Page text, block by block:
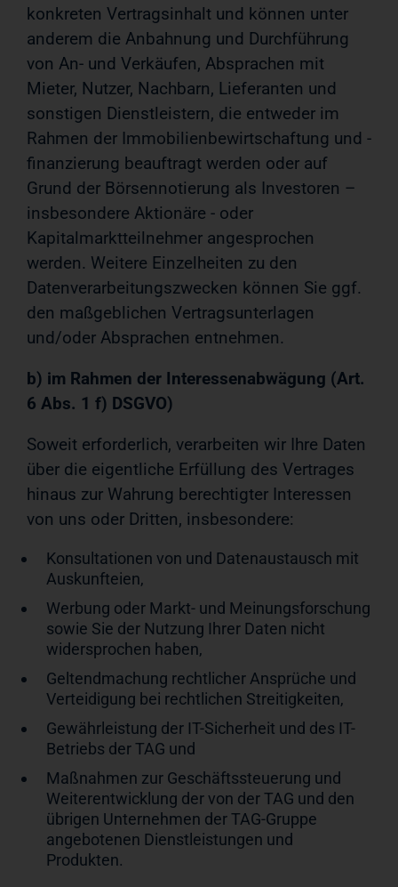
konkreten Vertragsinhalt und können unter
anderem die Anbahnung und Durchführung
von An- und Verkäufen, Absprachen mit
Mieter, Nutzer, Nachbarn, Lieferanten und
sonstigen Dienstleistern, die entweder im
Rahmen der Immobilienbewirtschaftung und -
finanzierung beauftragt werden oder auf
Grund der Börsennotierung als Investoren –
insbesondere Aktionäre - oder
Kapitalmarktteilnehmer angesprochen
werden. Weitere Einzelheiten zu den
Datenverarbeitungszwecken können Sie ggf.
den maßgeblichen Vertragsunterlagen
und/oder Absprachen entnehmen.
b) im Rahmen der Interessenabwägung (Art.
6 Abs. 1 f) DSGVO)
Soweit erforderlich, verarbeiten wir Ihre Daten
über die eigentliche Erfüllung des Vertrages
hinaus zur Wahrung berechtigter Interessen
von uns oder Dritten, insbesondere:
Konsultationen von und Datenaustausch mit
Auskunfteien,
Werbung oder Markt- und Meinungsforschung
sowie Sie der Nutzung Ihrer Daten nicht
widersprochen haben,
Geltendmachung rechtlicher Ansprüche und
Verteidigung bei rechtlichen Streitigkeiten,
Gewährleistung der IT-Sicherheit und des IT-
Betriebs der TAG und
Maßnahmen zur Geschäftssteuerung und
Weiterentwicklung der von der TAG und den
übrigen Unternehmen der TAG-Gruppe
angebotenen Dienstleistungen und
Produkten.